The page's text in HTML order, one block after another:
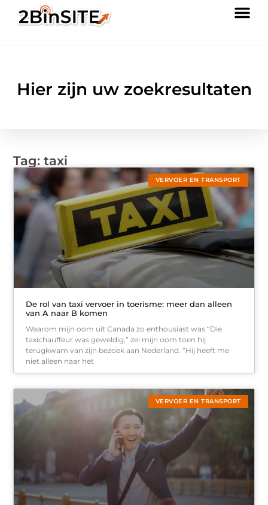
Hier zijn uw zoekresultaten
Tag: taxi
VERVOER EN TRANSPORT
De rol van taxi vervoer in toerisme: meer dan alleen
van A naar B komen
Waarom mijn oom uit Canada zo enthousiast was “Die
taxichauffeur was geweldig,” zei mijn oom toen hij
terugkwam van zijn bezoek aan Nederland. “Hij heeft me
niet alleen naar het
VERVOER EN TRANSPORT